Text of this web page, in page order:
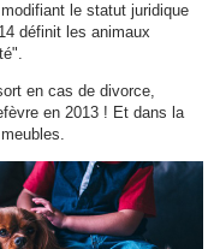
le statut juridique
définit les animaux
en cas de divorce,
en 2013 ! Et dans la